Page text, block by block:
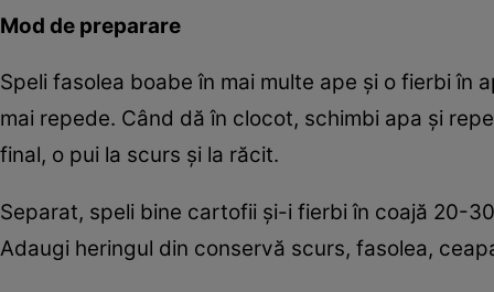
Mod de preparare
Speli fasolea boabe în mai multe ape şi o fierbi în
mai repede. Când dă în clocot, schimbi apa şi
final, o pui la scurs şi la răcit.
Separat, speli bine cartofii şi-i fierbi în coajă 20-
Adaugi heringul din conservă scurs, fasolea,